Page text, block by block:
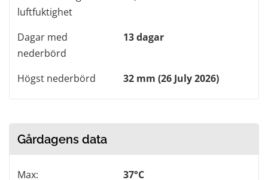
luftfuktighet
Dagar med
nederbörd
13 dagar
Högst nederbörd 32 mm (26 July 2026)
Gårdagens data
Max:
37°C